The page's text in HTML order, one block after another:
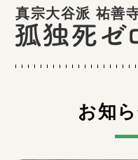
真宗大谷派 祐善
お知